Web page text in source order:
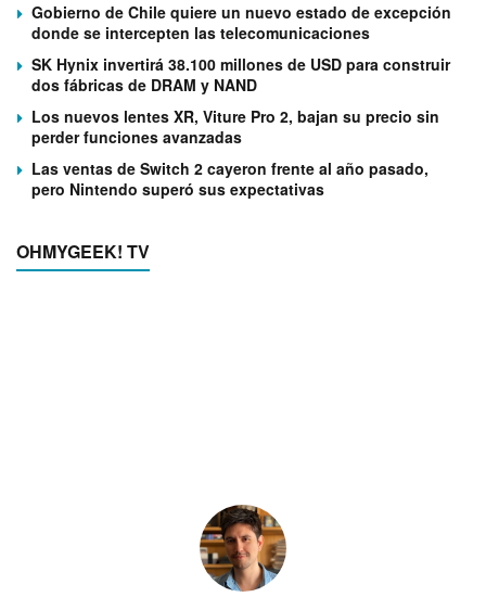
Gobierno de Chile quiere un nuevo estado de excepción
donde se intercepten las telecomunicaciones
SK Hynix invertirá 38.100 millones de USD para construir
dos fábricas de DRAM y NAND
Los nuevos lentes XR, Viture Pro 2, bajan su precio sin
perder funciones avanzadas
Las ventas de Switch 2 cayeron frente al año pasado,
pero Nintendo superó sus expectativas
OHMYGEEK! TV